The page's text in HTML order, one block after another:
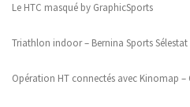
Le HTC masqué by GraphicSports
Triathlon indoor – Bernina Sports Sélestat
Opération HT connectés avec Kinomap